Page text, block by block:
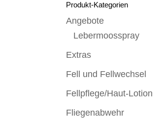
Produkt-Kategorien
Angebote
Lebermoosspray
Extras
Fell und Fellwechsel
Fellpflege/Haut-Lotion
Fliegenabwehr